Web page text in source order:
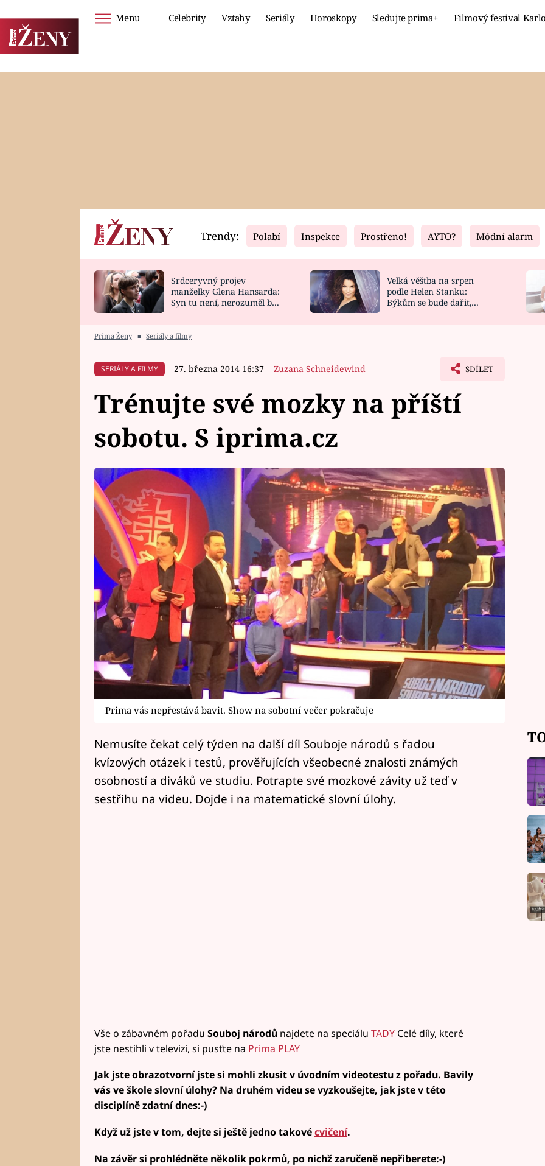
Menu Celebrity Vztahy Seriály Horoskopy Sledujte prima+ Filmový festival
Horoskopy
HOROSKOP NA
Video
CELEBRITY
VAŘENÍ
Fresh
NOVINKY
VIDEORECEPTY
Living
DESIGN
Trendy: Polabí Inspekce Prostřeno! AYTO? Módní alarm
Srdceryvný projev
manželky Glena Hansarda:
Syn tu není, nerozuměl by
Velká věštba na srpen
podle Helen Stanku:
Býkům se bude dařit,
Prima Ženy ■ Seriály a filmy
SERIÁLY A FILMY 27. března 2014 16:37 Zuzana Schneidewind SDÍLET
Trénujte své mozky na příští
sobotu. S iprima.cz
Prima vás nepřestává bavit. Show na sobotní večer pokračuje
Nemusíte čekat celý týden na další díl Souboje národů s řadou
kvízových otázek i testů, prověřujících všeobecné znalosti známých
osobností a diváků ve studiu. Potrapte své mozkové závity už teď v
sestřihu na videu. Dojde i na matematické slovní úlohy.
Vše o zábavném pořadu Souboj národůnajdete na speciálu TADYCelé díly, které
jste nestihli v televizi, si pusťte na Prima PLAY
Jak jste obrazotvorní jste si mohli zkusit v úvodním videotestu z pořadu. Bavily
vás ve škole slovní úlohy? Na druhém videu se vyzkoušejte, jak jste v této
disciplíně zdatní dnes:-)
Když už jste v tom, dejte si ještě jedno takovécvičení.
Na závěr si prohlédněte několik pokrmů, po nichž zaručeně nepřiberete:-)